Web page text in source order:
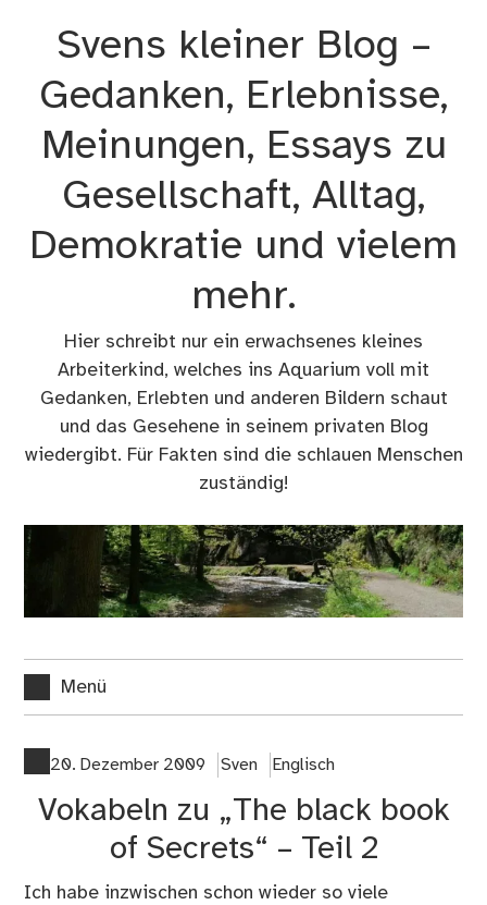
Svens kleiner Blog –
Gedanken, Erlebnisse,
Meinungen, Essays zu
Gesellschaft, Alltag,
Demokratie und vielem
mehr.
Hier schreibt nur ein erwachsenes kleines
Arbeiterkind, welches ins Aquarium voll mit
Gedanken, Erlebten und anderen Bildern schaut
und das Gesehene in seinem privaten Blog
wiedergibt. Für Fakten sind die schlauen Menschen
zuständig!
Menü
20. Dezember 2009 Sven Englisch
Vokabeln zu „The black book
of Secrets“ – Teil 2
Ich habe inzwischen schon wieder so viele